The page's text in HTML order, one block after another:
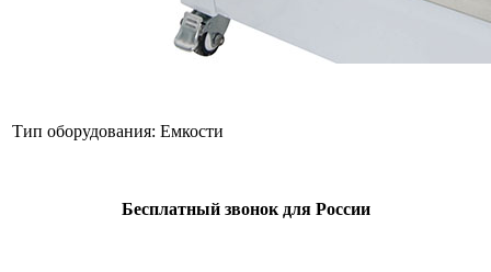
Тип оборудования: Емкости
Бесплатный звонок для России